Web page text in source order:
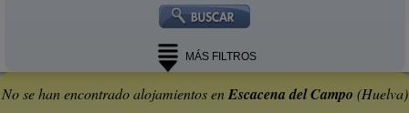
MÁS FILTROS
No se han encontrado alojamientos enEscacena del Campo (Huelva)